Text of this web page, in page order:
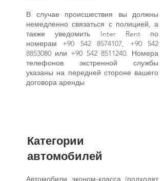
В случае происшествия вы должны
немедленно связаться с полицией, а
также уведомить Inter Rent по
номерам +90 542 8574107, +90 542
8853080 или +90 542 8511240. Номера
телефонов экстренной службы
указаны на передней стороне вашего
договора аренды
Категории
автомобилей
Автомобили эконом-класса (подходят